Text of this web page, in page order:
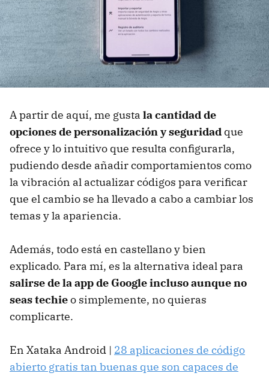
A partir de aquí, me gusta la cantidad de
opciones de personalización y seguridad que
ofrece y lo intuitivo que resulta configurarla,
pudiendo desde añadir comportamientos como
la vibración al actualizar códigos para verificar
que el cambio se ha llevado a cabo a cambiar los
temas y la apariencia.
Además, todo está en castellano y bien
explicado. Para mí, es la alternativa ideal para
salirse de la app de Google incluso aunque no
seas techieo simplemente, no quieras
complicarte.
En Xataka Android | 28 aplicaciones de código
abierto gratis tan buenas que son capaces de